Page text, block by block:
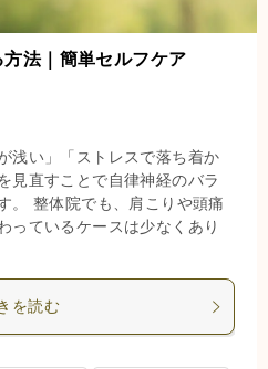
法｜簡単セルフケア
浅い」「ストレスで落ち着か
見直すことで自律神経のバラ
。 整体院でも、肩こりや頭痛
っているケースは少なくあり
を読む